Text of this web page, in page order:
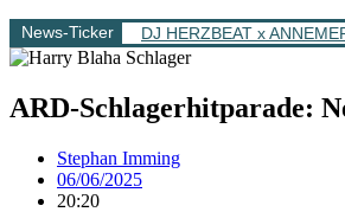
News-Ticker DJ HERZBEAT x
ARD-Schlagerhitparade:
Stephan Imming
06/06/2025
20:20